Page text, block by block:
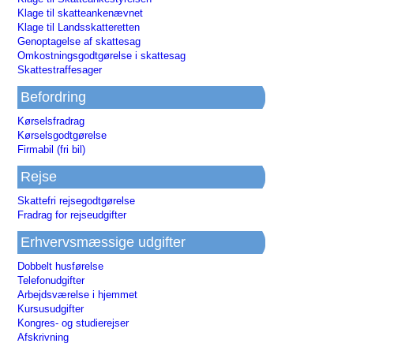
Klage til skatteankenævnet
Klage til Landsskatteretten
Genoptagelse af skattesag
Omkostningsgodtgørelse i skattesag
Skattestraffesager
Befordring
Kørselsfradrag
Kørselsgodtgørelse
Firmabil (fri bil)
Rejse
Skattefri rejsegodtgørelse
Fradrag for rejseudgifter
Erhvervsmæssige udgifter
Dobbelt husførelse
Telefonudgifter
Arbejdsværelse i hjemmet
Kursusudgifter
Kongres- og studierejser
Afskrivning